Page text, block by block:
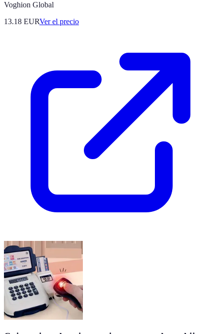
Voghion Global
13.18 EURVer el precio